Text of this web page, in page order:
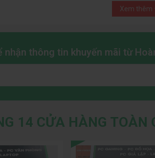
PC làm đồ họa từ Hoàng Long Computercó thể
giải cao, phát triển game và thực tế ảo (VR).
Xem thêm
nhận thông tin khuyến mãi từ
14 CỬA HÀNG TOÀN